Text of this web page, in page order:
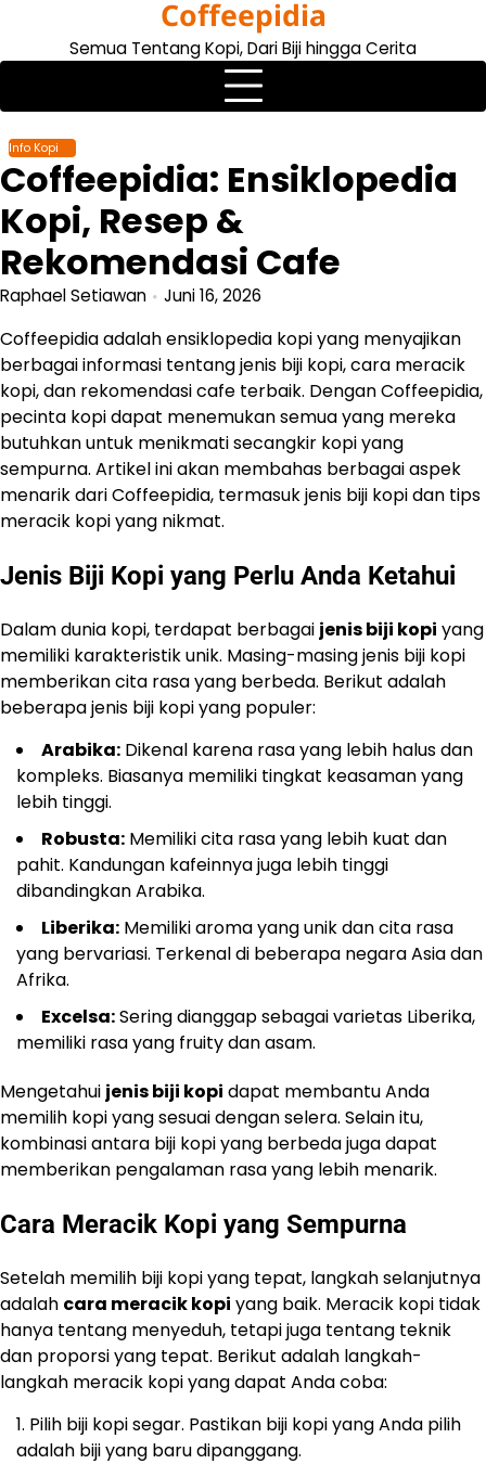
content
Coffeepidia
Semua Tentang Kopi, Dari Biji hingga Cerita
Info Kopi
Coffeepidia: Ensiklopedia
Kopi, Resep &
Rekomendasi Cafe
Raphael Setiawan Juni 16, 2026
Coffeepidia adalah ensiklopedia kopi yang menyajikan
berbagai informasi tentang jenis biji kopi, cara meracik
kopi, dan rekomendasi cafe terbaik. Dengan Coffeepidia,
pecinta kopi dapat menemukan semua yang mereka
butuhkan untuk menikmati secangkir kopi yang
sempurna. Artikel ini akan membahas berbagai aspek
menarik dari Coffeepidia, termasuk jenis biji kopi dan tips
meracik kopi yang nikmat.
Jenis Biji Kopi yang Perlu Anda Ketahui
Dalam dunia kopi, terdapat berbagai jenis biji kopi yang
memiliki karakteristik unik. Masing-masing jenis biji kopi
memberikan cita rasa yang berbeda. Berikut adalah
beberapa jenis biji kopi yang populer:
Arabika: Dikenal karena rasa yang lebih halus dan
kompleks. Biasanya memiliki tingkat keasaman yang
lebih tinggi.
Robusta: Memiliki cita rasa yang lebih kuat dan
pahit. Kandungan kafeinnya juga lebih tinggi
dibandingkan Arabika.
Liberika: Memiliki aroma yang unik dan cita rasa
yang bervariasi. Terkenal di beberapa negara Asia dan
Afrika.
Excelsa:Sering dianggap sebagai varietas Liberika,
memiliki rasa yang fruity dan asam.
Mengetahui jenis biji kopi dapat membantu Anda
memilih kopi yang sesuai dengan selera. Selain itu,
kombinasi antara biji kopi yang berbeda juga dapat
memberikan pengalaman rasa yang lebih menarik.
Cara Meracik Kopi yang Sempurna
Setelah memilih biji kopi yang tepat, langkah selanjutnya
adalah cara meracik kopi yang baik. Meracik kopi tidak
hanya tentang menyeduh, tetapi juga tentang teknik
dan proporsi yang tepat. Berikut adalah langkah-
langkah meracik kopi yang dapat Anda coba:
Pilih biji kopi segar. Pastikan biji kopi yang Anda pilih
adalah biji yang baru dipanggang.